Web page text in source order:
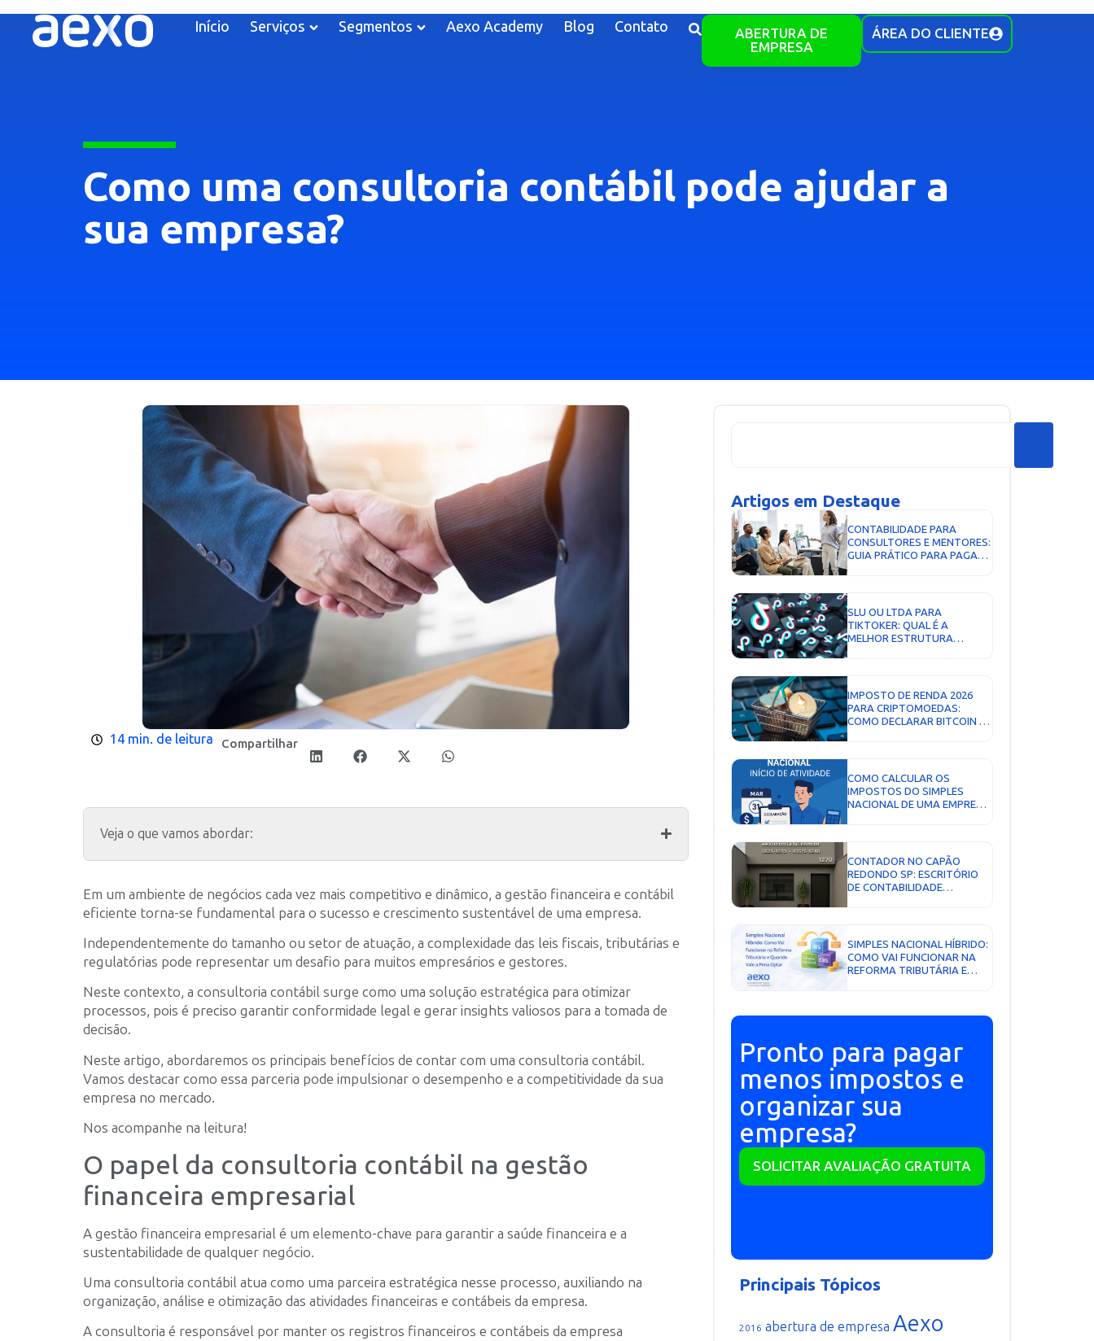
Início Serviços Segmentos Aexo Academy Blog Contato
ABERTURA DE
EMPRESA
ÁREA DO CLIENTE
Como uma consultoria contábil pode ajudar a
sua empresa?
14 min. de leitura Compartilhar
Veja o que vamos abordar:
Em um ambiente de negócios cada vez mais competitivo e dinâmico, a gestão financeira e contábil
eficiente torna-se fundamental para o sucesso e crescimento sustentável de uma empresa.
Independentemente do tamanho ou setor de atuação, a complexidade das leis fiscais, tributárias e
regulatórias pode representar um desafio para muitos empresários e gestores.
Neste contexto, a consultoria contábil surge como uma solução estratégica para otimizar
processos, pois é preciso garantir conformidade legal e gerar insights valiosos para a tomada de
decisão.
Neste artigo, abordaremos os principais benefícios de contar com uma consultoria contábil.
Vamos destacar como essa parceria pode impulsionar o desempenho e a competitividade da sua
empresa no mercado.
Nos acompanhe na leitura!
O papel da consultoria contábil na gestão
financeira empresarial
A gestão financeira empresarial é um elemento-chave para garantir a saúde financeira e a
sustentabilidade de qualquer negócio.
Uma consultoria contábil atua como uma parceira estratégica nesse processo, auxiliando na
organização, análise e otimização das atividades financeiras e contábeis da empresa.
A consultoria é responsável por manter os registros financeiros e contábeis da empresa
Artigos em Destaque
CONTABILIDADE PARA
CONSULTORES E MENTORES:
GUIA PRÁTICO PARA PAGAR
SEGURANÇA...
SLU OU LTDA PARA
TIKTOKER: QUAL É A
MELHOR ESTRUTURA
IMPOSTO DE RENDA 2026
PARA CRIPTOMOEDAS:
COMO DECLARAR BITCOIN E
COMO CALCULAR OS
IMPOSTOS DO SIMPLES
NACIONAL DE UMA EMPRESA
CONTADOR NO CAPÃO
REDONDO SP: ESCRITÓRIO
DE CONTABILIDADE
SIMPLES NACIONAL HÍBRIDO:
COMO VAI FUNCIONAR NA
REFORMA TRIBUTÁRIA E
Pronto para pagar
menos impostos e
organizar sua
empresa?
SOLICITAR AVALIAÇÃO GRATUITA
Principais Tópicos
2016 abertura de empresa Aexo